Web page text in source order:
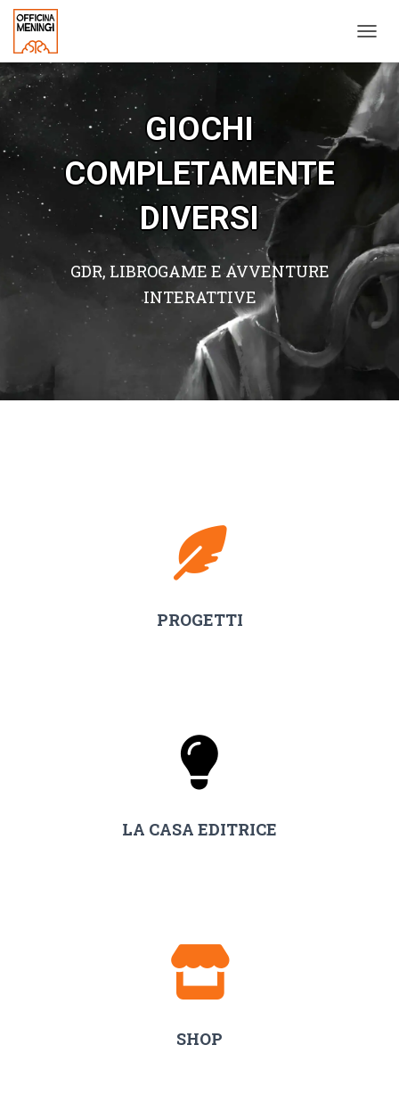
GIOCHI
COMPLETAMENTE
DIVERSI
GDR, LIBROGAME E AVVENTURE
INTERATTIVE
PROGETTI
LA CASA EDITRICE
SHOP